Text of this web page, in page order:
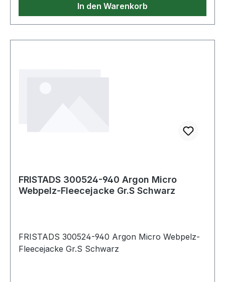
In den Warenkorb
FRISTADS 300524-940 Argon Micro
Webpelz-Fleecejacke Gr.S Schwarz
FRISTADS 300524-940 Argon Micro Webpelz-
Fleecejacke Gr.S Schwarz